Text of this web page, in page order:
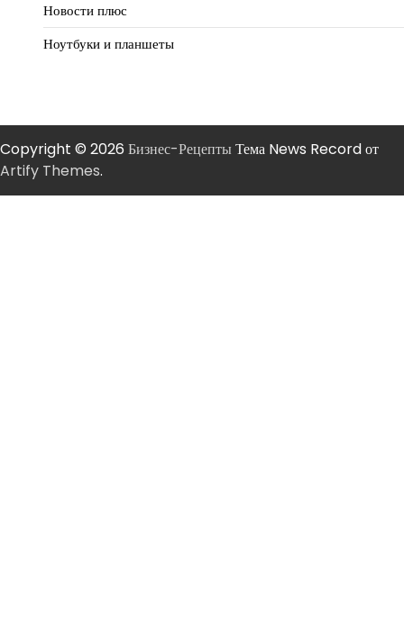
Новости плюс
Ноутбуки и планшеты
Copyright © 2026 Бизнес-РецептыТема News Record от
Artify Themes.